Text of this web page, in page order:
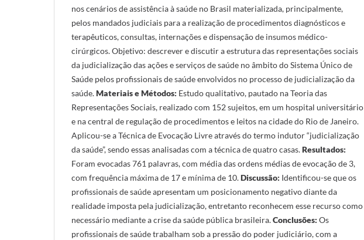
nos cenários de assistência à saúde no Brasil materializada, principalmente,
pelos mandados judiciais para a realização de procedimentos diagnósticos e
terapêuticos, consultas, internações e dispensação de insumos médico-
cirúrgicos. Objetivo: descrever e discutir a estrutura das representações sociais
da judicialização das ações e serviços de saúde no âmbito do Sistema Único de
Saúde pelos profissionais de saúde envolvidos no processo de judicialização da
saúde.Materiais e Métodos: Estudo qualitativo, pautado na Teoria das
Representações Sociais, realizado com 152 sujeitos, em um hospital universitário
e na central de regulação de procedimentos e leitos na cidade do Rio de Janeiro.
Aplicou-se a Técnica de Evocação Livre através do termo indutor “judicialização
da saúde”, sendo essas analisadas com a técnica de quatro casas.Resultados:
Foram evocadas 761 palavras, com média das ordens médias de evocação de 3,
com frequência máxima de 17 e mínima de 10.Discussão: Identificou-se que os
profissionais de saúde apresentam um posicionamento negativo diante da
realidade imposta pela judicialização, entretanto reconhecem esse recurso como
necessário mediante a crise da saúde pública brasileira.Conclusões: Os
profissionais de saúde trabalham sob a pressão do poder judiciário, com a